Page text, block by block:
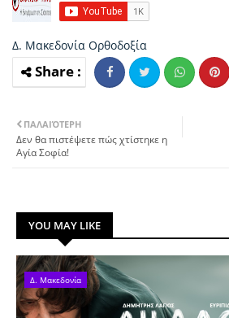
Δ. Μακεδονία Ορθοδοξία
ΠΑΛΑΙΌΤΕΡΗ
Δεν θα πιστέψετε πώς χτίστηκε η
Αγία Σοφία!
YOU MAY LIKE
Δ. Μακεδονία